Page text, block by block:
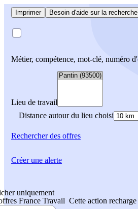
Imprimer Besoin d'aide sur la
Métier, compétence, mot-clé, numéro
Lieu de travail
Distance autour du lieu choisi
Rechercherdes offres
uniquement
France Travail Cette action
Créer une alerte